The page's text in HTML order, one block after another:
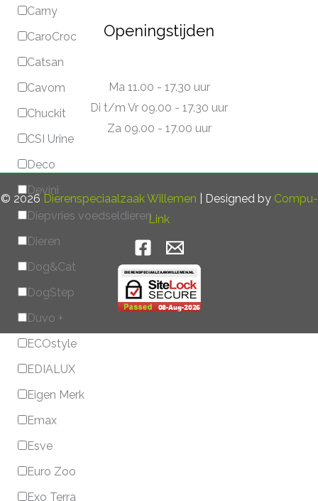
Carny
CaroCroc
Catsan
Cavom
Chuckit
CSI Urine
Deco
Devini
Diepvries voedseldieren
Dieren
Dog&Cat
DogStep
Duvo +
ECOstyle
EDIALUX
Eigen Merk
Emax
Esve
Euro Zoo
Exo Terra
Openingstijden
Ma 11.00 - 17.30 uur
Di t/m Vr 09.00 - 17.30 uur
Za 09.00 - 17.00 uur
© 2026 Dierenspeciaalzaak Willemen | Designed by Compu-
Link